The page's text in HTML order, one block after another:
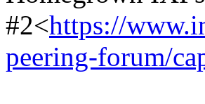
#2<https://
peering-forum/